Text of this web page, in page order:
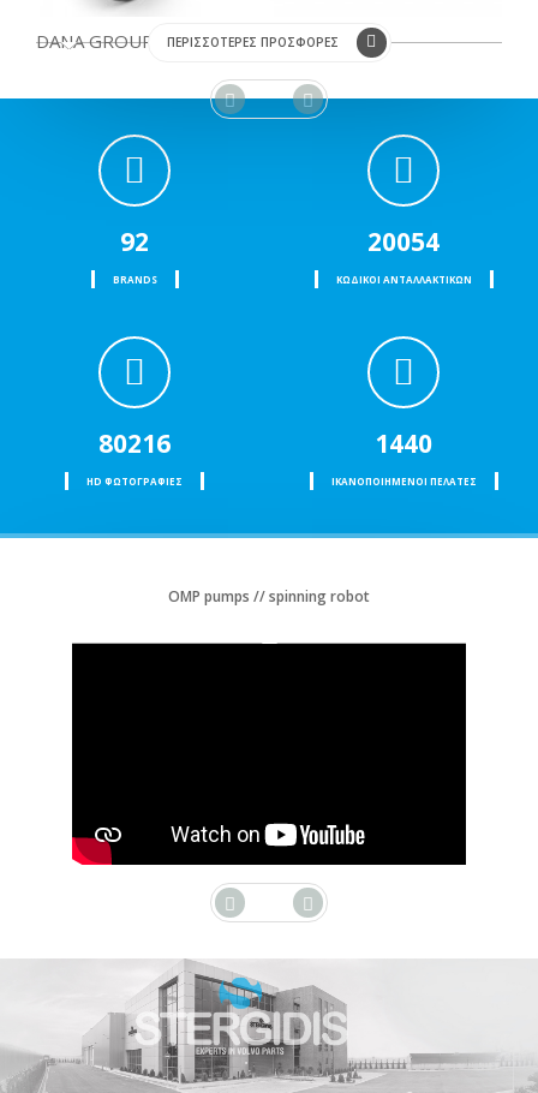
DANA GROUP SPICERΠΕΡΙΣΣΟΤΕΡΕΣ ΠΡΟΣΦΟΡΕΣ
92
BRANDS
20054
ΚΩΔΙΚΟΙ ΑΝΤΑΛΛΑΚΤΙΚΩΝ
80216
HD ΦΩΤΟΓΡΑΦΙΕΣ
1440
ΙΚΑΝΟΠΟΙΗΜΕΝΟΙ ΠΕΛΑΤΕΣ
OMP pumps // spinning robot